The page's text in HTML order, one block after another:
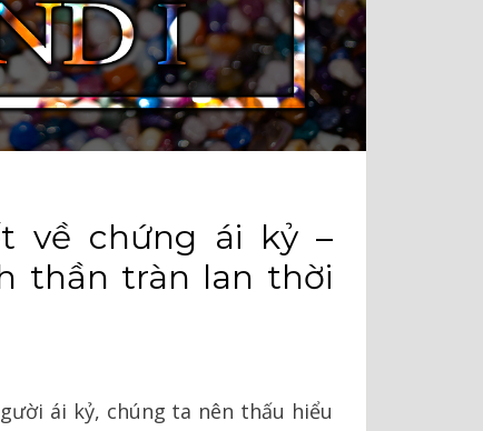
về chứng ái kỷ –
thần tràn lan thời
ái kỷ, chúng ta nên thấu hiểu